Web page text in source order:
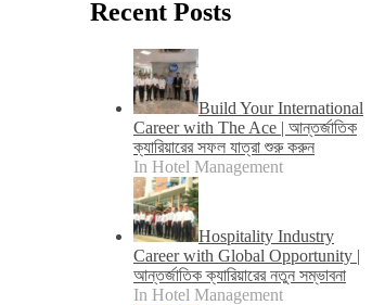
Recent Posts
Build Your International
Career with The Ace | আন্তর্জাতিক
ক্যারিয়ারের সফল যাত্রা শুরু করুন
In Hotel Management
Hospitality Industry
Career with Global Opportunity |
আন্তর্জাতিক ক্যারিয়ারের নতুন সম্ভাবনা
In Hotel Management